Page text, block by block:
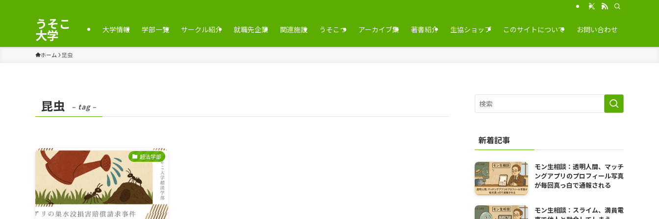
うそこ
大学 大学情報 学部一覧 サークル紹介 就職先企業 関連施設 うそこつ アーカイブ集 著書紹介 生協ショップ このサイトについて お問い合わせ
ホーム 昆虫
昆虫 – tag –
超法学部
新着記事
モン生相談：透明人間、マッチ
ングアプリのプロフィール写真
が毎回真っ白で通報される
モン生相談：スライム、満員電